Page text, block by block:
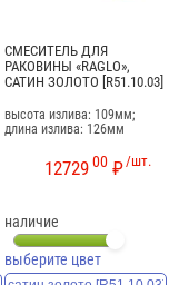
СМЕСИТЕЛЬ ДЛЯ
РАКОВИНЫ «RAGLO»,
САТИН ЗОЛОТО [R51.10.03]
высота излива: 109мм;
длина излива: 126мм
/шт.
1272900 ₽
наличие
выберите цвет